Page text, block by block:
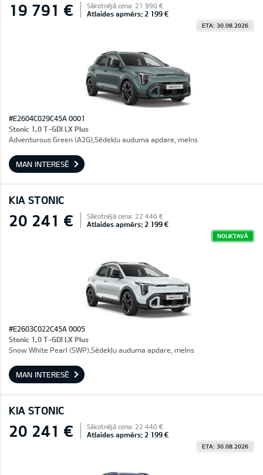
19 791 € Sākotnējā cena: 21 990 €
Atlaides apmērs: 2 199 €
ETA: 30.08.2026
#E2604C029C45A 0001
Stonic 1,0 T-GDI LX Plus
Adventurous Green (A2G),Sēdekļu auduma apdare, melns
MAN INTERESĒ
KIA STONIC
20 241 € Sākotnējā cena: 22 440 €
Atlaides apmērs: 2 199 €
NOLIKTAVĀ
#E2603C022C45A 0005
Stonic 1,0 T-GDI LX Plus
Snow White Pearl (SWP),Sēdekļu auduma apdare, melns
MAN INTERESĒ
KIA STONIC
20 241 € Sākotnējā cena: 22 440 €
Atlaides apmērs: 2 199 €
ETA: 30.08.2026